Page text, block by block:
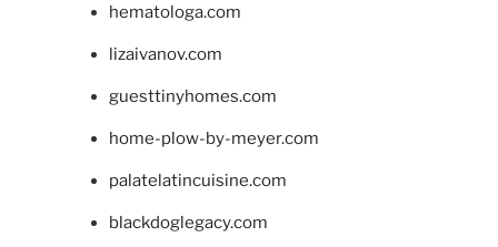
hematologa.com
lizaivanov.com
guesttinyhomes.com
home-plow-by-meyer.com
palatelatincuisine.com
blackdoglegacy.com